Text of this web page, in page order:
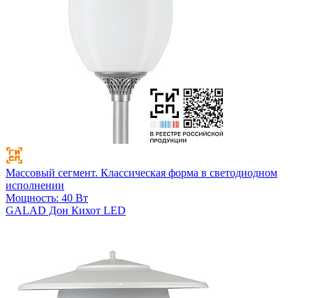
Массовый сегмент. Классическая форма в светодиодном
исполнении
Мощность: 40 Вт
GALAD Дон Кихот LED